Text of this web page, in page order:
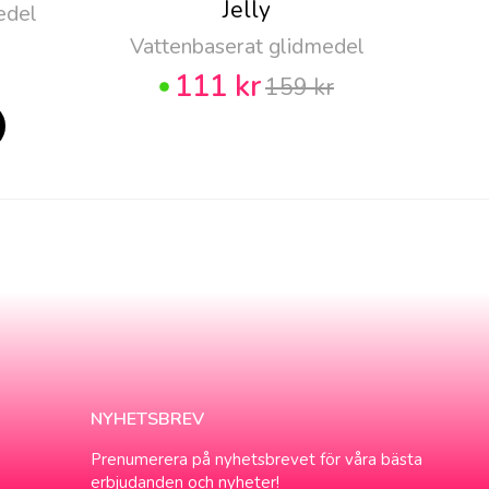
Jelly
Vattenbaserat glidmedel
111 kr159 kr
NYHETSBREV
Prenumerera på nyhetsbrevet för våra bästa
erbjudanden och nyheter!